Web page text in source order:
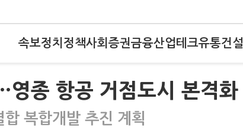
속보정치 정책사회 증권금융산업테크유통건설
영종 항공 거점도시 본격화
복합개발 추진 계획